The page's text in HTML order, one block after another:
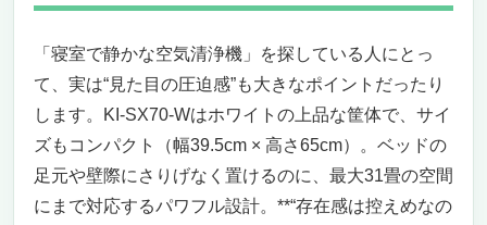
「寝室で静かな空気清浄機」を探している人にとっ
て、実は“見た目の圧迫感”も大きなポイントだったり
します。KI-SX70-Wはホワイトの上品な筐体で、サイ
ズもコンパクト（幅39.5cm × 高さ65cm）。ベッドの
足元や壁際にさりげなく置けるのに、最大31畳の空間
にまで対応するパワフル設計。**“存在感は控えめなの